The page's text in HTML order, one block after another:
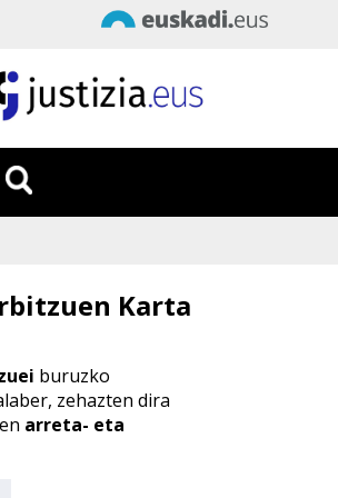
Karta
buruzko
zehazten dira
arreta- eta